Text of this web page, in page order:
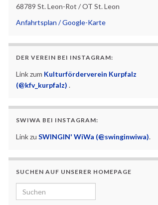
68789 St. Leon-Rot / OT St. Leon
Anfahrtsplan / Google-Karte
DER VEREIN BEI INSTAGRAM:
Link zum Kulturförderverein Kurpfalz
(@kfv_kurpfalz) .
SWIWA BEI INSTAGRAM:
Link zu SWINGIN' WiWa (@swinginwiwa).
SUCHEN AUF UNSERER HOMEPAGE
Search for: